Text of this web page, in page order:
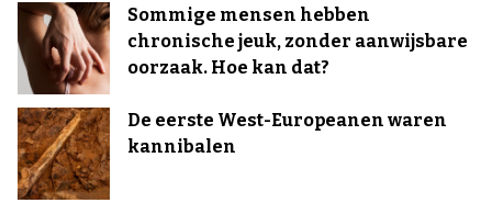
Sommige mensen hebben
chronische jeuk, zonder aanwijsbare
oorzaak. Hoe kan dat?
De eerste West-Europeanen waren
kannibalen